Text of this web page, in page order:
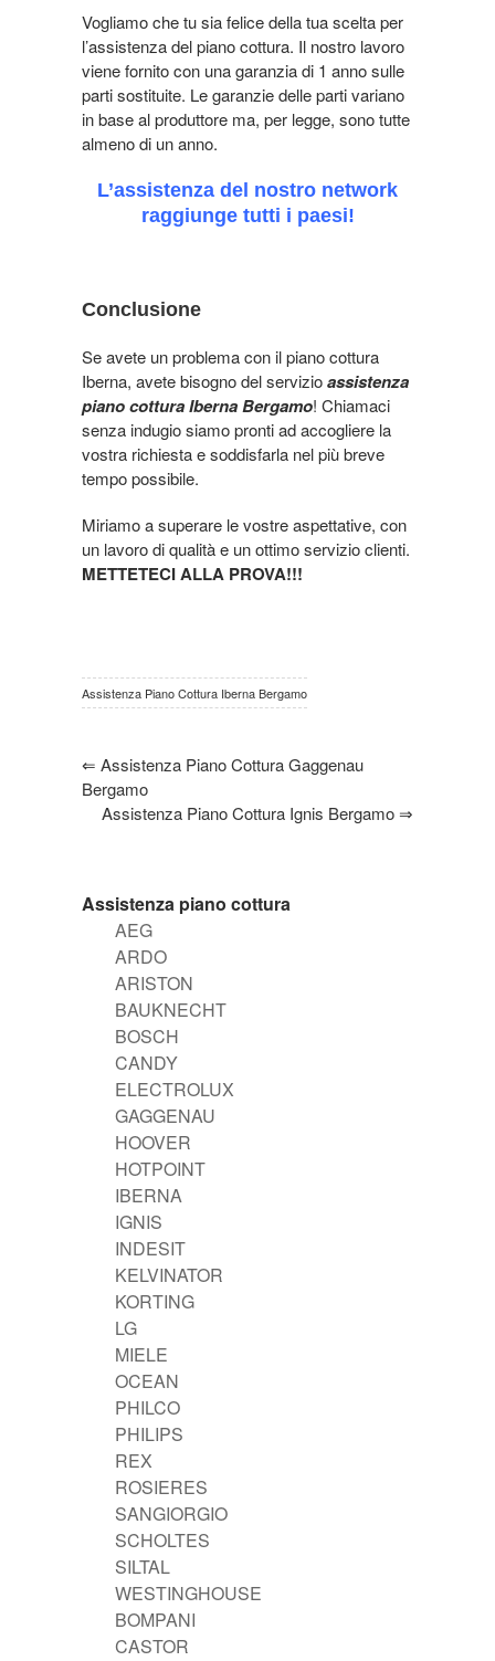
Vogliamo che tu sia felice della tua scelta per
l’assistenza del piano cottura. Il nostro lavoro
viene fornito con una garanzia di 1 anno sulle
parti sostituite. Le garanzie delle parti variano
in base al produttore ma, per legge, sono tutte
almeno di un anno.
L’assistenza del nostro network
raggiunge tutti i paesi!
Conclusione
Se avete un problema con il piano cottura
Iberna, avete bisogno del servizioassistenza
piano cottura Iberna Bergamo! Chiamaci
senza indugio siamo pronti ad accogliere la
vostra richiesta e soddisfarla nel più breve
tempo possibile.
Miriamo a superare le vostre aspettative, con
un lavoro di qualità e un ottimo servizio clienti.
METTETECI ALLA PROVA!!!
Assistenza Piano Cottura Iberna Bergamo
⇐ Assistenza Piano Cottura Gaggenau
Bergamo
Assistenza Piano Cottura Ignis Bergamo⇒
Assistenza piano cottura
AEG
ARDO
ARISTON
BAUKNECHT
BOSCH
CANDY
ELECTROLUX
GAGGENAU
HOOVER
HOTPOINT
IBERNA
IGNIS
INDESIT
KELVINATOR
KORTING
LG
MIELE
OCEAN
PHILCO
PHILIPS
REX
ROSIERES
SANGIORGIO
SCHOLTES
SILTAL
WESTINGHOUSE
BOMPANI
CASTOR